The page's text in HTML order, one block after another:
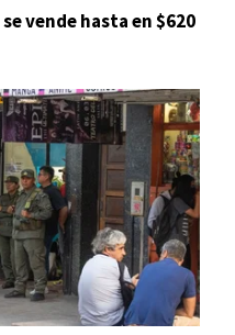
vende hasta en $620